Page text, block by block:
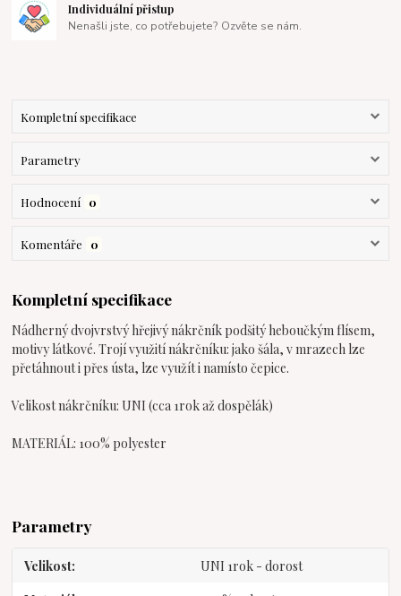
Individuální přistup
Nenašli jste, co potřebujete? Ozvěte se nám.
Kompletní specifikace
Parametry
Hodnocení 0
Komentáře 0
Kompletní specifikace
Nádherný dvojvrstvý hřejivý nákrčník podšitý heboučkým flísem,
motivy látkové. Trojí využití nákrčníku: jako šála, v mrazech lze
přetáhnout i přes ústa, lze využít i namísto čepice.
Velikost nákrčníku: UNI (cca 1rok až dospělák)
MATERIÁL: 100% polyester
Parametry
Velikost UNI 1rok - dorost